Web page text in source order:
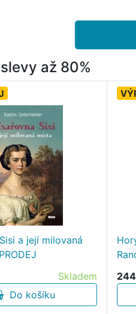
až 80%
a její milovaná
Skladem
Do košíku